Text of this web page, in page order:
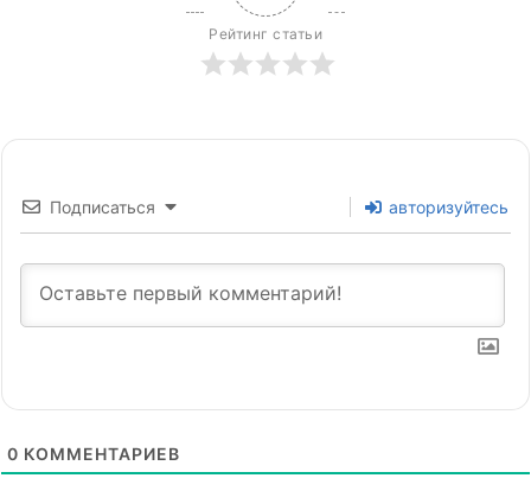
Рейтинг статьи
Подписаться авторизуйтесь
0 КОММЕНТАРИЕВ